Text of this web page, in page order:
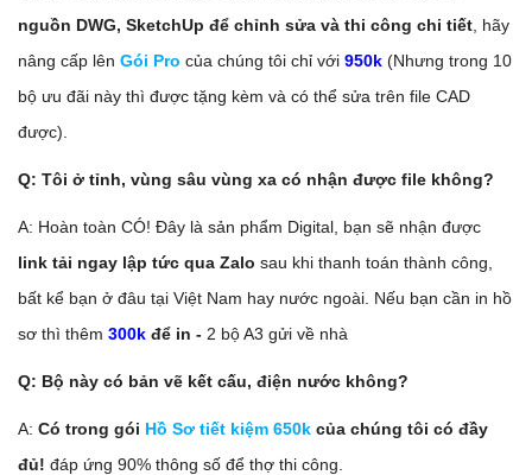
nguồn DWG, SketchUp để chỉnh sửa và thi công chi tiết , hãy
nâng cấp lên Gói Pro của chúng tôi chỉ với 950k (Nhưng trong 10
bộ ưu đãi này thì được tặng kèm và có thể sửa trên file CAD
được).
Q: Tôi ở tỉnh, vùng sâu vùng xa có nhận được file không?
A: Hoàn toàn CÓ! Đây là sản phẩm Digital, bạn sẽ nhận được
link tải ngay lập tức qua Zalo sau khi thanh toán thành công,
bất kể bạn ở đâu tại Việt Nam hay nước ngoài. Nếu bạn cần in hồ
sơ thì thêm 300k để in - 2 bộ A3 gửi về nhà
Q: Bộ này có bản vẽ kết cấu, điện nước không?
A: Có trong gói Hồ Sơ tiết kiệm 650k của chúng tôi có đầy
đủ! đáp ứng 90% thông số để thợ thi công.